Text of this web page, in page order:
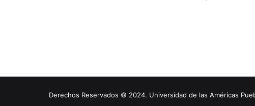
Derechos Reservados © 2024. Universidad de las Américas